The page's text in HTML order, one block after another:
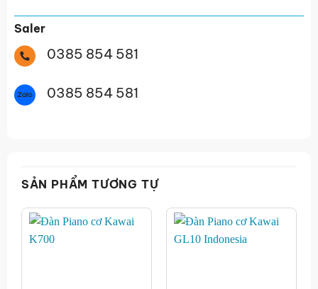
Saler
0385 854 581
0385 854 581
SẢN PHẨM TƯƠNG TỰ